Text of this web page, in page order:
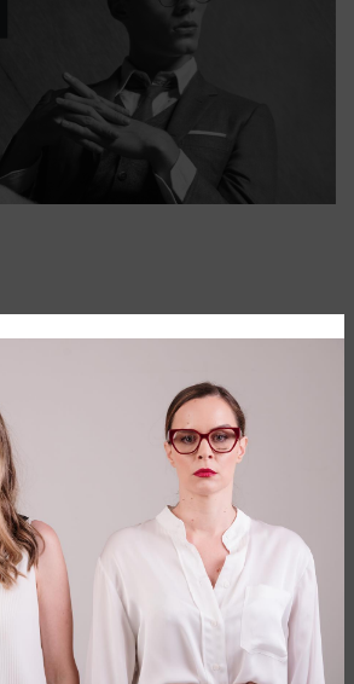
ZA SUNCE
Browne počela je 2001. godine, kada je
svoju krojačku radnju. Godine
prvu konfekcijsku kolekciju, a danas
rađena odela nose uticajni ljudi širom
Tokija, Seula do Pariza, Hong Konga do
na svet mode je veliki, te su njegovi
zbirkama, uključujući muzej
Fashion i Metropoliten muzej.
dizajner se udružio sa brendom